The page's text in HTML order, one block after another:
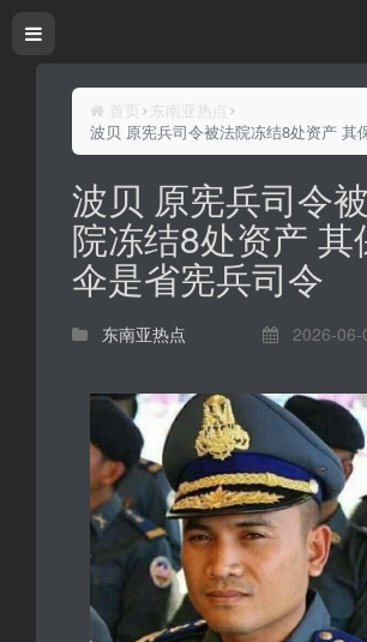
首页
东南亚热点
波贝 原宪兵司令被法院冻结8处资产 其
波贝 原宪兵司令
院冻结8处资产 其
伞是省宪兵司令
东南亚热点 2026-06-